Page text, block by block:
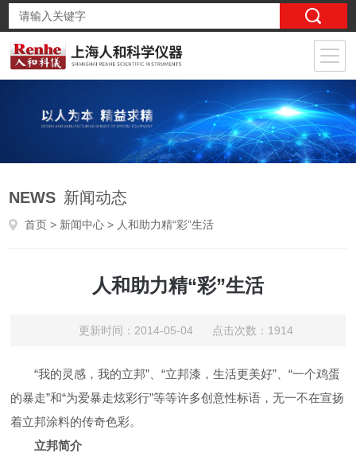
NEWS 新闻动态
首页 > 新闻中心 > 人和助力精“彩”生活
人和助力精“彩”生活
更新时间：2014-05-04 点击次数：1914
“我的灵感，我的立邦”、“立邦漆，生活更美好”、“一个鸡蛋
的暴走”和“为爱暴走炫彩行”等等许多创意性标语，无一不在宣扬
着立邦涂料的传奇色彩。
立邦简介